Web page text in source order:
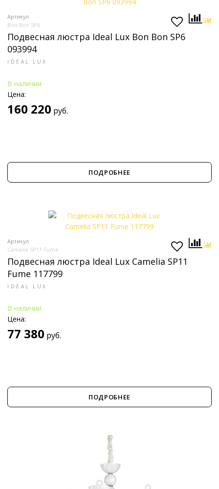
Артикул
Bon Bon SP6
Подвесная люстра Ideal Lux Bon Bon SP6
093994
IDEAL LUX
В наличии
Цена:
160 220 руб.
ПОДРОБНЕЕ
Артикул
Camelia SP11 Fume
Подвесная люстра Ideal Lux Camelia SP11
Fume 117799
IDEAL LUX
В наличии
Цена:
77 380 руб.
ПОДРОБНЕЕ